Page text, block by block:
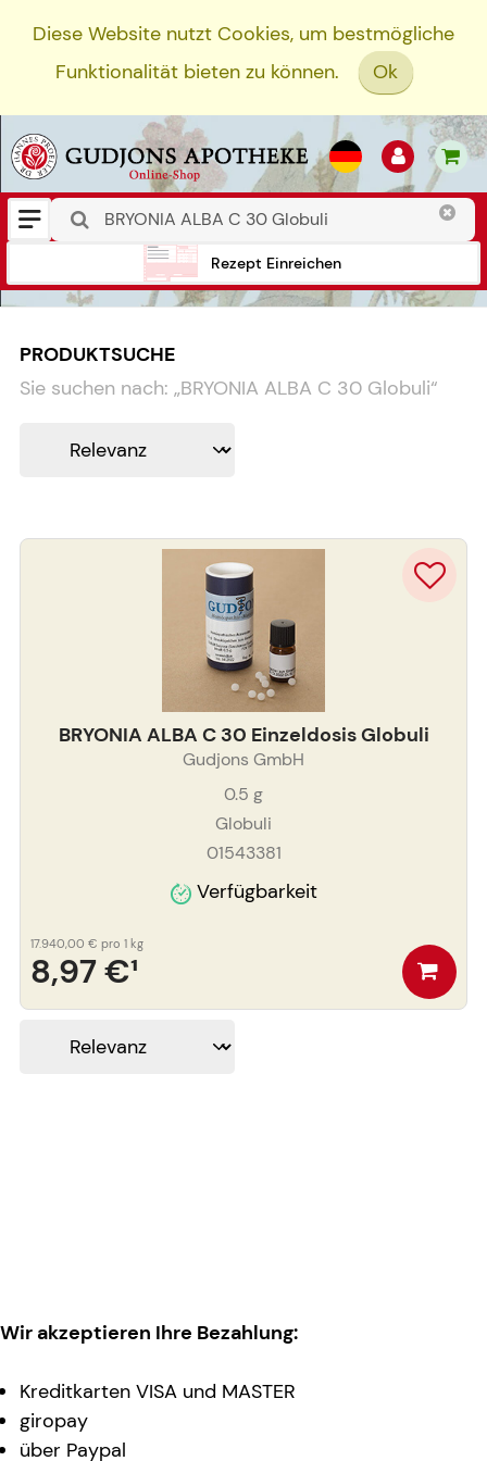
Diese Website nutzt Cookies, um bestmögliche
Funktionalität bieten zu können.
Ok
Rezept Einreichen
PRODUKTSUCHE
Sie suchen nach: „BRYONIA ALBA C 30 Globuli“
BRYONIA ALBA C 30 Einzeldosis Globuli
Gudjons GmbH
0.5 g
Globuli
01543381
Verfügbarkeit
8,97 €¹
17.940,00 € pro 1 kg
Wir akzeptieren Ihre Bezahlung:
Kreditkarten VISA und MASTER
giropay
über Paypal